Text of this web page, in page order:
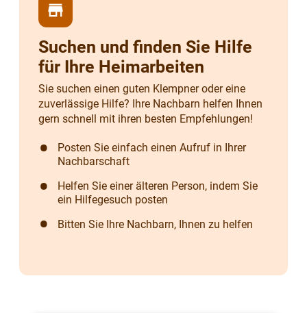
store
Suchen und finden Sie Hilfe
für Ihre Heimarbeiten
Sie suchen einen guten Klempner oder eine
zuverlässige Hilfe? Ihre Nachbarn helfen Ihnen
gern schnell mit ihren besten Empfehlungen!
Posten Sie einfach einen Aufruf in Ihrer
Nachbarschaft
Helfen Sie einer älteren Person, indem Sie
ein Hilfegesuch posten
Bitten Sie Ihre Nachbarn, Ihnen zu helfen